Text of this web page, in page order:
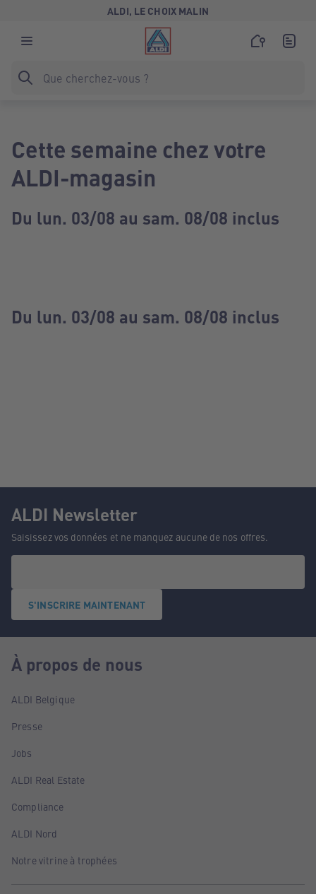
ALDI, LE CHOIX MALIN
Cette semaine chez votre
ALDI-magasin
Du lun. 03/08 au sam. 08/08 inclus
Du lun. 03/08 au sam. 08/08 inclus
ALDI Newsletter
Saisissez vos données et ne manquez aucune de nos offres.
S'INSCRIRE MAINTENANT
À propos de nous
ALDI Belgique
Presse
Jobs
ALDI Real Estate
Compliance
ALDI Nord
Notre vitrine à trophées